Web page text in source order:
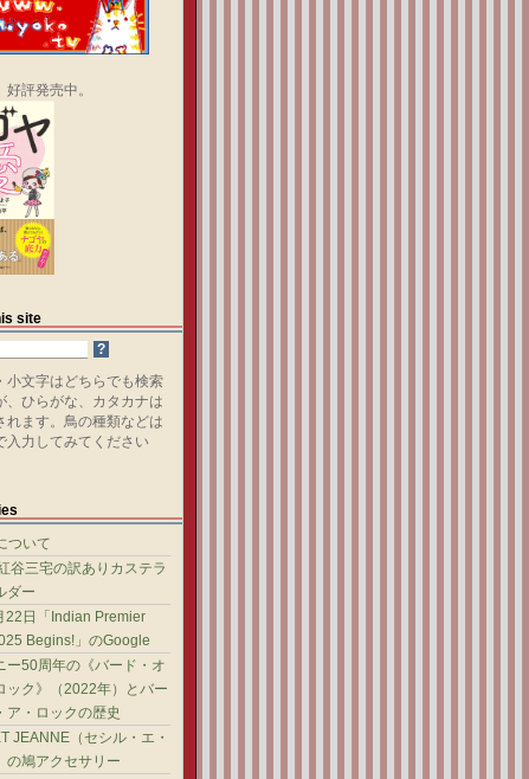
好評発売中。
site
小文字はどちらでも検索
、ひらがな、カタカナは
れます。鳥の種類などは
入力してみてください
ついて
谷三宅の訳ありカステラ
ダー
22日「Indian Premier
Begins!」のGoogle
ー50周年の《バード・オ
ック》（2022年）とバー
ア・ロックの歴史
JEANNE（セシル・エ・
の鳩アクセサリー